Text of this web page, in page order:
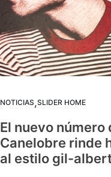
NOTICIAS,SLIDER HOME
El nuevo número
Canelobre rinde
al estilo gil-